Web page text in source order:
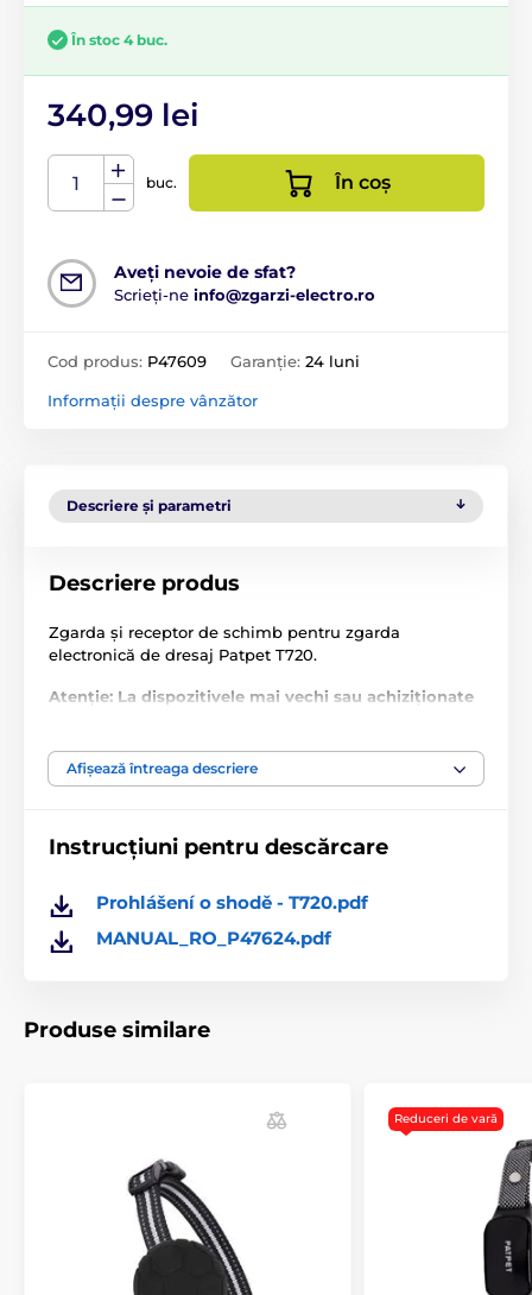
În stoc 4 buc.
340,99 lei
buc. În coș
Aveți nevoie de sfat?
Scrieți-ne info@zgarzi-electro.ro
Cod produs: P47609 Garanție: 24 luni
Informații despre vânzător
Descriere și parametri
Descriere produs
Zgarda și receptor de schimb pentru zgarda
electronică de dresaj Patpet T720.
Atenție: La dispozitivele mai vechi sau achiziționate
Frecvența nu poate fi ajustată.
Produsul este inclus în categoria
Receptoare pentru colierele PatPet
Afișează întreaga descriere
Instrucțiuni pentru descărcare
Prohlášení o shodě - T720.pdf
MANUAL_RO_P47624.pdf
Produse similare
Reduceri de vară